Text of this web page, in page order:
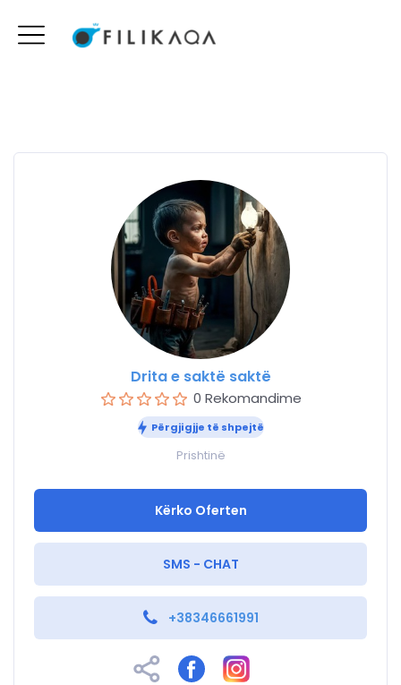
Drita e saktë saktë
0 Rekomandime
Përgjigjje të shpejtë
Prishtinë
Kërko Oferten
SMS - CHAT
+38346661991